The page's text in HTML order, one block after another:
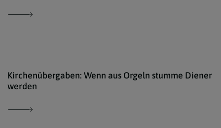
Kirchenübergaben: Wenn aus Orgeln stumme Diener
werden